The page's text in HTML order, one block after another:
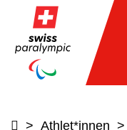
> Athlet*innen >